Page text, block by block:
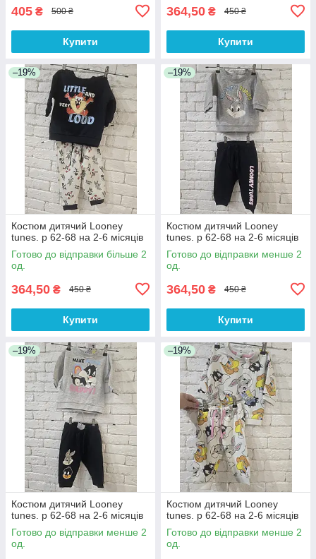
405 ₴ 500 ₴
Купити
364,50 ₴ 450 ₴
Купити
–19%
Костюм дитячий Looney
tunes. р 62-68 на 2-6 місяців
Готово до відправки більше 2
од.
364,50 ₴ 450 ₴
Купити
–19%
Костюм дитячий Looney
tunes. р 62-68 на 2-6 місяців
Готово до відправки менше 2
од.
364,50 ₴ 450 ₴
Купити
–19%
Костюм дитячий Looney
tunes. р 62-68 на 2-6 місяців
Готово до відправки менше 2
од.
–19%
Костюм дитячий Looney
tunes. р 62-68 на 2-6 місяців
Готово до відправки менше 2
од.